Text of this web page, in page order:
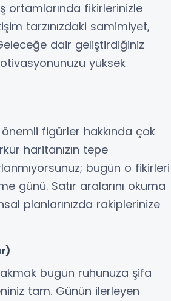
ortamlarında fikirlerinizle
tarzınızdaki samimiyet,
dair geliştirdiğiniz
yüksek
figürler hakkında çok
haritanızın tepe
bugün o fikirleri
günü. Satır aralarını okuma
planlarınızda rakiplerinize
bugün ruhunuza şifa
tam. Günün ilerleyen